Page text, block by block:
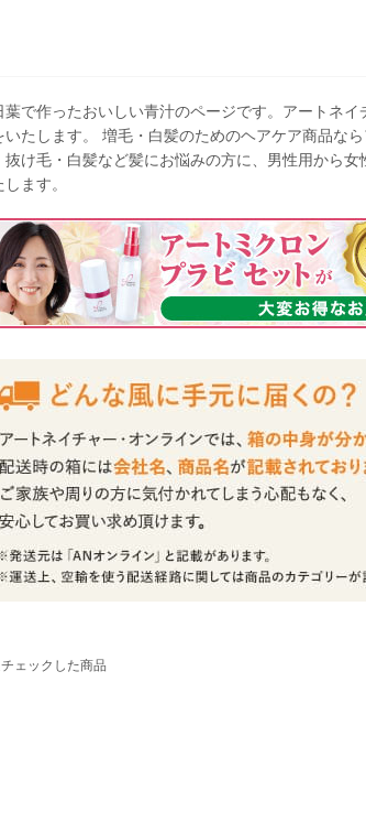
葉で作ったおいしい青汁のページです。アートネ
いたします。 増毛・白髪のためのヘアケア商品な
抜け毛・白髪など髪にお悩みの方に、男性用から
ます。
ェックした商品